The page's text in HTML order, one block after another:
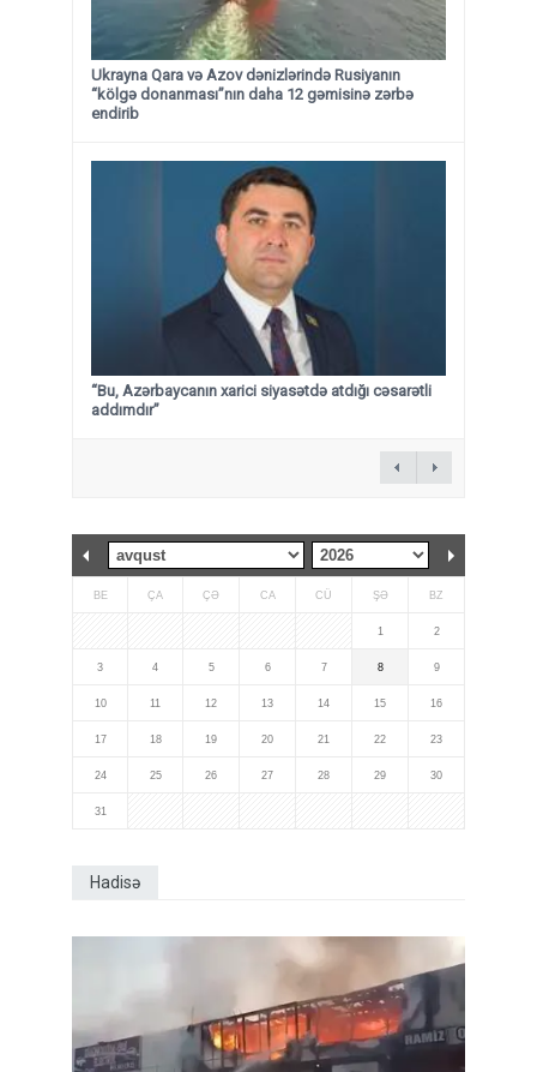
Ukrayna Qara və Azov dənizlərində Rusiyanın
“kölgə donanması”nın daha 12 gəmisinə zərbə
endirib
“Bu, Azərbaycanın xarici siyasətdə atdığı cəsarətli
addımdır”
BE ÇA ÇƏ CA CÜ ŞƏ BZ
1 2
3 4 5 6 7 8 9
10 11 12 13 14 15 16
17 18 19 20 21 22 23
24 25 26 27 28 29 30
31
Hadisə